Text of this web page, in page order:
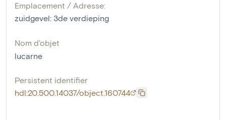
Emplacement / Adresse:
zuidgevel: 3de verdieping
Nom d'objet
lucarne
Persistent identifier
hdl:20.500.14037/object.160744